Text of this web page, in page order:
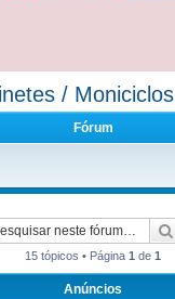
/ Moniciclos
Fórum
15 tópicos • Página 1 de 1
Anúncios